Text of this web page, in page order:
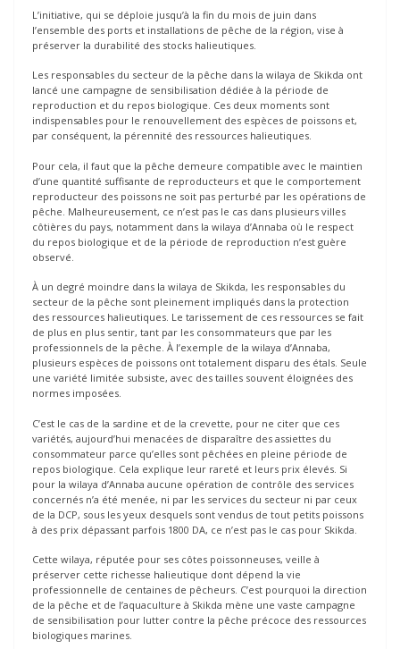
L’initiative, qui se déploie jusqu’à la fin du mois de juin dans
l’ensemble des ports et installations de pêche de la région, vise à
préserver la durabilité des stocks halieutiques.
Les responsables du secteur de la pêche dans la wilaya de Skikda ont
lancé une campagne de sensibilisation dédiée à la période de
reproduction et du repos biologique. Ces deux moments sont
indispensables pour le renouvellement des espèces de poissons et,
par conséquent, la pérennité des ressources halieutiques.
Pour cela, il faut que la pêche demeure compatible avec le maintien
d’une quantité suffisante de reproducteurs et que le comportement
reproducteur des poissons ne soit pas perturbé par les opérations de
pêche. Malheureusement, ce n’est pas le cas dans plusieurs villes
côtières du pays, notamment dans la wilaya d’Annaba où le respect
du repos biologique et de la période de reproduction n’est guère
observé.
À un degré moindre dans la wilaya de Skikda, les responsables du
secteur de la pêche sont pleinement impliqués dans la protection
des ressources halieutiques. Le tarissement de ces ressources se fait
de plus en plus sentir, tant par les consommateurs que par les
professionnels de la pêche. À l’exemple de la wilaya d’Annaba,
plusieurs espèces de poissons ont totalement disparu des étals. Seule
une variété limitée subsiste, avec des tailles souvent éloignées des
normes imposées.
C’est le cas de la sardine et de la crevette, pour ne citer que ces
variétés, aujourd’hui menacées de disparaître des assiettes du
consommateur parce qu’elles sont pêchées en pleine période de
repos biologique. Cela explique leur rareté et leurs prix élevés. Si
pour la wilaya d’Annaba aucune opération de contrôle des services
concernés n’a été menée, ni par les services du secteur ni par ceux
de la DCP, sous les yeux desquels sont vendus de tout petits poissons
à des prix dépassant parfois 1800 DA, ce n’est pas le cas pour Skikda.
Cette wilaya, réputée pour ses côtes poissonneuses, veille à
préserver cette richesse halieutique dont dépend la vie
professionnelle de centaines de pêcheurs. C’est pourquoi la direction
de la pêche et de l’aquaculture à Skikda mène une vaste campagne
de sensibilisation pour lutter contre la pêche précoce des ressources
biologiques marines.